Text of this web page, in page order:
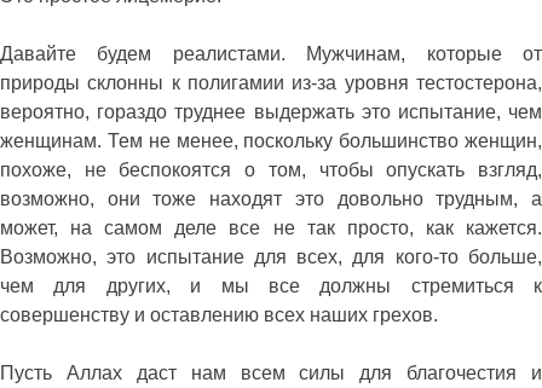
Давайте будем реалистами. Мужчинам, которые от
природы склонны к полигамии из-за уровня тестостерона,
вероятно, гораздо труднее выдержать это испытание, чем
женщинам. Тем не менее, поскольку большинство женщин,
похоже, не беспокоятся о том, чтобы опускать взгляд,
возможно, они тоже находят это довольно трудным, а
может, на самом деле все не так просто, как кажется.
Возможно, это испытание для всех, для кого-то больше,
чем для других, и мы все должны стремиться к
совершенству и оставлению всех наших грехов.
Пусть Аллах даст нам всем силы для благочестия и